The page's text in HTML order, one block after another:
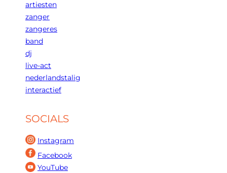
artiesten
zanger
zangeres
band
dj
live-act
nederlandstalig
interactief
SOCIALS
Instagram
Facebook
YouTube